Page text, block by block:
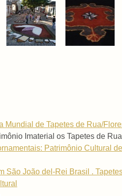
Mundial de Tapetes de Rua/
Imaterial os Tapetes de
Patrimônio Cultural
São João del-Rei Brasil .